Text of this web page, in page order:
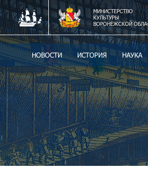
МИНИСТЕРСТВО
КУЛЬТУРЫ
ВОРОНЕЖСКОЙ
НОВОСТИ ИСТОРИЯ НАУКА